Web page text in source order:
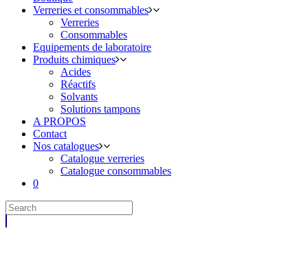
Verreries et consommables
Verreries
Consommables
Equipements de laboratoire
Produits chimiques
Acides
Réactifs
Solvants
Solutions tampons
A PROPOS
Contact
Nos catalogues
Catalogue verreries
Catalogue consommables
0